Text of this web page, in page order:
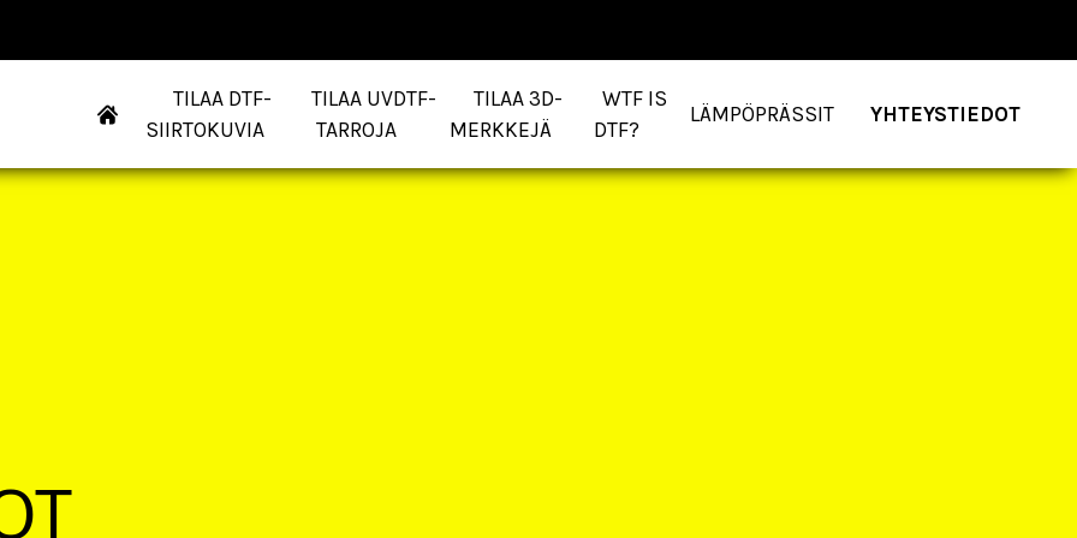
TILAA DTF-
SIIRTOKUVIA
TILAA UVDTF-
TARROJA
TILAA 3D-
MERKKEJÄ
WTF IS
DTF?
LÄMPÖPRÄSSIT YHTEYSTIEDOT